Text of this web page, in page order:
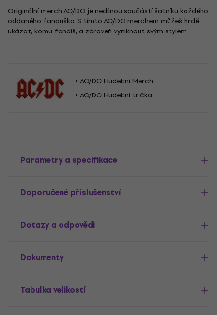
Originální merch AC/DC je nedílnou součástí šatníku každého
oddaného fanouška. S tímto AC/DC merchem můžeš hrdě
ukázat, komu fandíš, a zároveň vyniknout svým stylem.
AC/DC Hudební Merch
AC/DC Hudební trička
Parametry a specifikace
Doporučené příslušenství
Dotazy a odpovědi
Dokumenty
Tabulka velikostí